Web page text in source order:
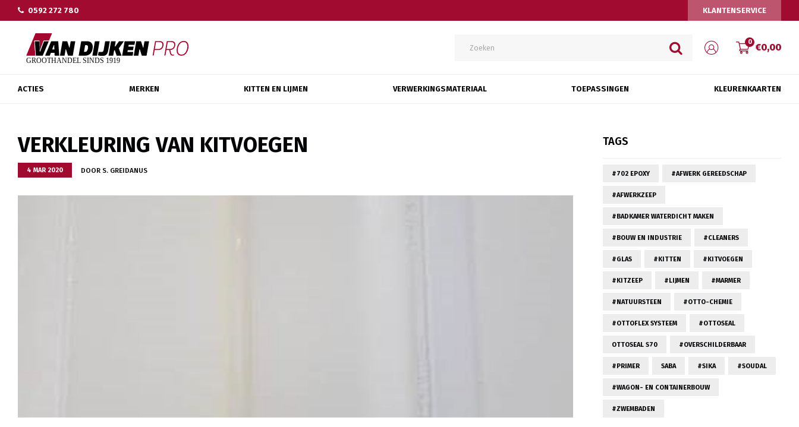
0592 272 780 KLANTENSERVICE
0 €0,00
ACTIES MERKEN KITTEN EN LIJMEN VERWERKINGSMATERIAAL TOEPASSINGEN KLEURENKAARTEN
VERKLEURING VAN KITVOEGEN
4 MAR 2020 DOOR S. GREIDANUS
TAGS
#702 EPOXY #AFWERK GEREEDSCHAP
#AFWERKZEEP
#BADKAMER WATERDICHT MAKEN
#BOUW EN INDUSTRIE #CLEANERS
#GLAS #KITTEN #KITVOEGEN
#KITZEEP #LIJMEN #MARMER
#NATUURSTEEN #OTTO-CHEMIE
#OTTOFLEX SYSTEEM #OTTOSEAL
OTTOSEAL S70 #OVERSCHILDERBAAR
#PRIMER SABA #SIKA #SOUDAL
#WAGON- EN CONTAINERBOUW
#ZWEMBADEN